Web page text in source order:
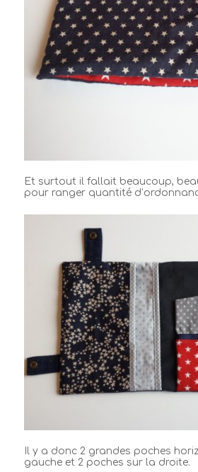
Et surtout il fallait beaucoup,
pour ranger quantité
Il y a donc 2 grandes poches
gauche et 2 poches sur la droite.